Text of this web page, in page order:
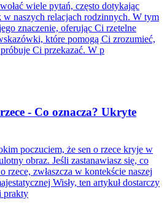
wiele pytań, często dotykając
w naszych relacjach rodzinnych. W tym
znaczenie, oferując Ci rzetelne
które pomogą Ci zrozumieć,
Ci przekazać. W p
- Co oznacza? Ukryte
poczuciem, że sen o rzece kryje w
obraz. Jeśli zastanawiasz się, co
rzece, zwłaszcza w kontekście naszej
Wisły, ten artykuł dostarczy
prakty